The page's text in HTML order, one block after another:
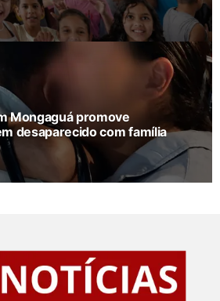
Mongaguá promove
desaparecido com família